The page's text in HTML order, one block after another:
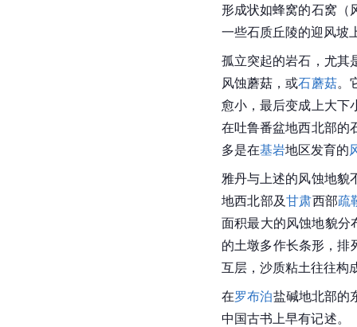
形成状如蜂窝的石窝（
一些石质丘陵的迎风坡
孤立突起的岩石，尤其
风蚀蘑菇，或石蘑菇。
愈小，最后变成上大下
在吐鲁番盆地西北部的
多是在基岩地区发育的
雅丹与上述的风蚀地貌
地西北部及甘肃西部疏
面积最大的风蚀地貌分
的土墩多作长条形，排
互层，沙质粘土往往构
在罗布泊盐碱地北部的
中国古书上早有记述。